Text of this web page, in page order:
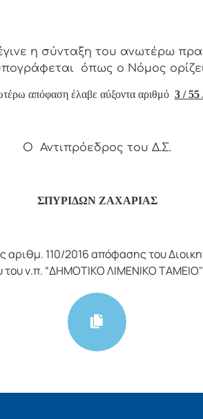
η σύνταξη του ανωτέρω
όπως ο Νόμος
απόφαση έλαβε αύξοντα αριθμό 3 / 55
Ο Αντιπρόεδρος του Δ.Σ.
ΣΠΥΡΙΔΩΝ ΖΑΧΑΡΙΑΣ
αριθμ. 110/2016 απόφασης του
του ν.π. “ΔΗΜΟΤΙΚΟ ΛΙΜΕΝΙΚΟ ΤΑΜΕΙΟ"